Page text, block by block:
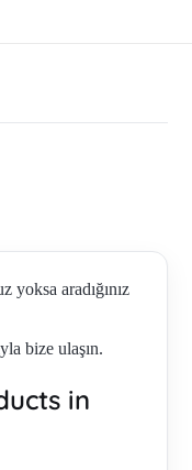
aradığınız
bize ulaşın.
in